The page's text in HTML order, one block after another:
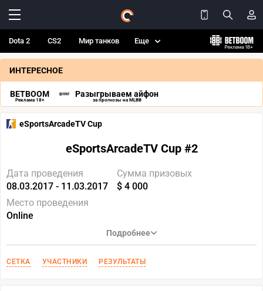
Dota 2 CS2 Мир танков Еще
ИНТЕРЕСНОЕ
BETBOOM
Реклама 18+
Разыгрываем айфон
за прогнозы на MLBB
eSportsArcadeTV Cup
eSportsArcadeTV Cup #2
Дата проведения
08.03.2017 - 11.03.2017
Сумма призовых
$ 4 000
Место проведения
Online
Подробнее
СЕТКА УЧАСТНИКИ РЕЗУЛЬТАТЫ